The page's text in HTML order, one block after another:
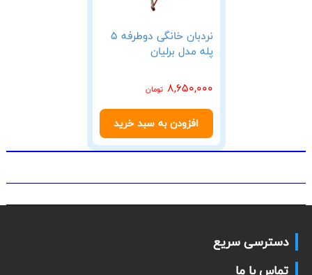
نردبان خانگی دوطرفه 5
پله مدل برلیان
8,650,000 تومان
افزودن به سبد خرید
دسترسی سریع
تماس با ما